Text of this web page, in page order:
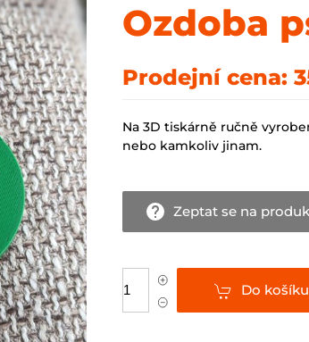
Ozdoba
Prodejní cena:
Na 3D tiskárně ručně
nebo kamkoliv jinam.
Zeptat se na
Do košíku